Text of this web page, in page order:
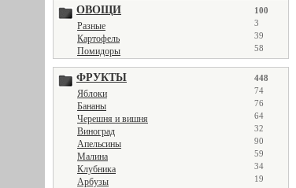
ОВОЩИ 100
Разные 3
Картофель 39
Помидоры 58
ФРУКТЫ 448
Яблоки 74
Бананы 76
Черешня и вишня 64
Виноград 32
Апельсины 90
Малина 59
Клубника 34
Арбузы 19